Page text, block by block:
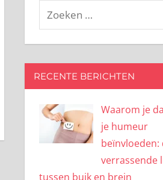
Zoeken
RECENTE BERICHTEN
Waarom je
je humeur
beïnvloeden:
verrassende
tussen buik en brein